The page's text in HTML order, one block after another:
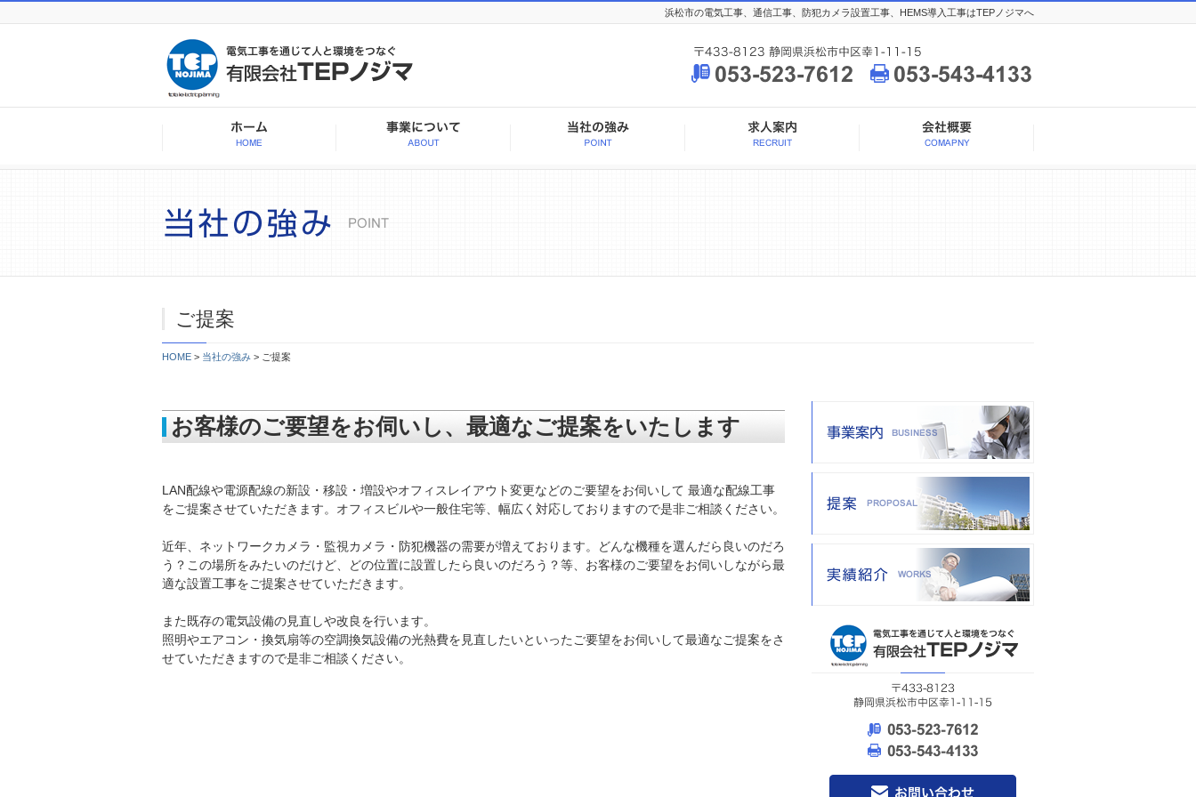
浜松市の電気工事、通信工事、防犯カメラ設置工事、HEMS導入工事はTEPノジマへ
ご提案
HOME > 当社の強み > ご提案
お客様のご要望をお伺いし、最適なご提案をいたします
LAN配線や電源配線の新設・移設・増設やオフィスレイアウト変更などのご要望をお伺いして 最適な配線工事
をご提案させていただきます。オフィスビルや一般住宅等、幅広く対応しておりますので是非ご相談ください。
近年、ネットワークカメラ・監視カメラ・防犯機器の需要が増えております。どんな機種を選んだら良いのだろ
う？この場所をみたいのだけど、どの位置に設置したら良いのだろう？等、お客様のご要望をお伺いしながら最
適な設置工事をご提案させていただきます。
また既存の電気設備の見直しや改良を行います。
照明やエアコン・換気扇等の空調換気設備の光熱費を見直したいといったご要望をお伺いして最適なご提案をさ
せていただきますので是非ご相談ください。